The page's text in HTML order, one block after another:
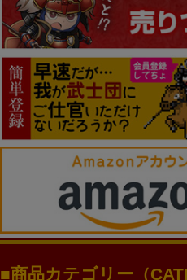
商品カテゴリー（